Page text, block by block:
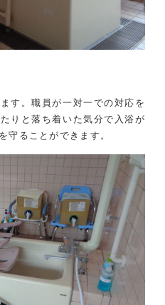
す。職員が一対一での対応を
りと落ち着いた気分で入浴が
守ることができます。